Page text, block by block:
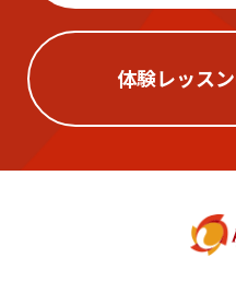
体験レッス